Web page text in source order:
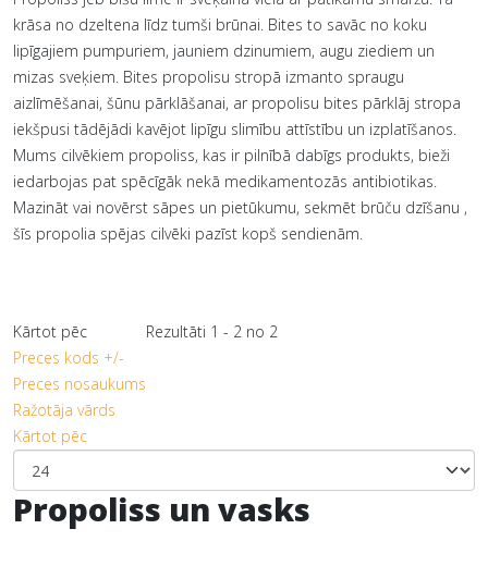
krāsa no dzeltena līdz tumši brūnai. Bites to savāc no koku
lipīgajiem pumpuriem, jauniem dzinumiem, augu ziediem un
mizas sveķiem. Bites propolisu stropā izmanto spraugu
aizlīmēšanai, šūnu pārklāšanai, ar propolisu bites pārklāj stropa
iekšpusi tādējādi kavējot lipīgu slimību attīstību un izplatīšanos.
Mums cilvēkiem propoliss, kas ir pilnībā dabīgs produkts, bieži
iedarbojas pat spēcīgāk nekā medikamentozās antibiotikas.
Mazināt vai novērst sāpes un pietūkumu, sekmēt brūču dzīšanu ,
šīs propolia spējas cilvēki pazīst kopš sendienām.
Kārtot pēc
Preces kods +/-
Preces nosaukums
Ražotāja vārds
Kārtot pēc
Rezultāti 1 - 2 no 2
Propoliss un vasks